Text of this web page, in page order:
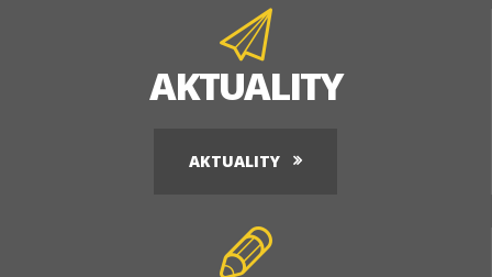
AKTUALITY
AKTUALITY